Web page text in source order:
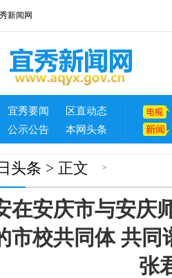
新闻网
宜秀要闻
区直动态
公示公告 本网头条
>
头条 > 正文
在安庆市与安庆
市校共同体 共
张